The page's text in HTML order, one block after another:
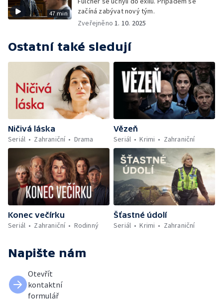
47 min
začíná zabývat nový tým.
Zveřejněno1. 10. 2025
Ostatní také sledují
Ničivá láska
Seriál
Zahraniční Drama
Vězeň
Seriál
Krimi Zahraniční
Konec večírku
Seriál
Zahraniční Rodinný
Šťastné údolí
Seriál
Krimi Zahraniční
Napište nám
Otevřít
kontaktní
formulář